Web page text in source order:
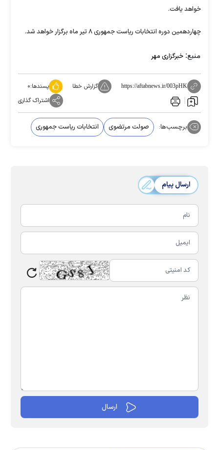
خواهد یافت.
چهاردهمین دوره انتخابات ریاست جمهوری ۸ تیر ماه برگزار خواهد شد.
منبع: خبرگزاری مهر
https://aftabnews.ir/003pHK گزارش خطا پسندها:۰
اشتراک گذاری
برچسب‌ها: صولت مرتضوی انتخابات ریاست جمهوری
ارسال پیام